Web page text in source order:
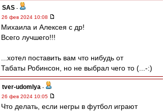
SAS -
26 фев 2024 10:08
Михаила и Алексея с др!
Всего лучшего!!!
...хотел поставить вам что нибудь от
Табаты Робинсон, но не выбрал чего то (...-:)
tver-udomlya -
26 фев 2024 10:05
Что делать, если негры в футбол играют